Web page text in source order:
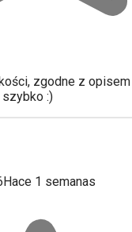
zgodne z opisem
:)
Hace 1 semanas